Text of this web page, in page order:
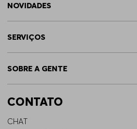
NOVIDADES
SERVIÇOS
SOBRE A GENTE
CONTATO
CHAT